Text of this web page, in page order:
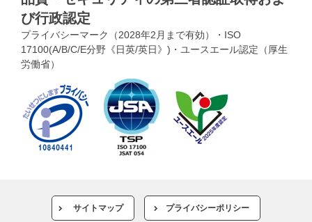
び行政認定
プライバシーマーク（2028年2月まで有効）・ISO
17100(A/B/C/E分野《日英/英日》)・ユースエール認定（厚生
労働省）
サイトマップ プライバシーポリシー